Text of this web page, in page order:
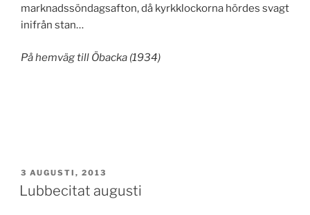
marknadssöndagsafton, då kyrkklockorna hördes svagt
inifrån stan…
På hemväg till Öbacka (1934)
PUBLICERAT
3 AUGUSTI, 2013
Lubbecitat augusti